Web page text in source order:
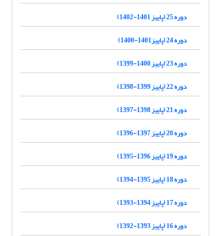
دوره 25 (پاییز 1401-1402)
دوره 24 (پاییز1401-1400)
دوره 23 (پاییز 1400-1399)
دوره 22 (پاییز 1399-1398)
دوره 21 (پاییز 1398-1397)
دوره 20 (پاییز 1397-1396)
دوره 19 (پاییز 1396-1395)
دوره 18 (پاییز 1395-1394)
دوره 17 (پاییز 1394-1393)
دوره 16 (پاییز 1393-1392)